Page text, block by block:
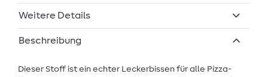
Weitere Details
Beschreibung
Dieser Stoff ist ein echter Leckerbissen für alle Pizza-